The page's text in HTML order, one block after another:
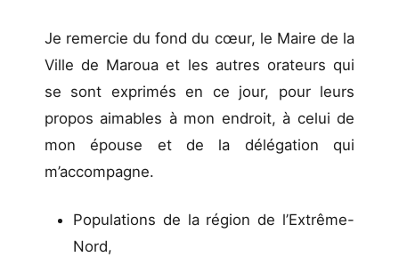
Je remercie du fond du cœur, le Maire de la
Ville de Maroua et les autres orateurs qui
se sont exprimés en ce jour, pour leurs
propos aimables à mon endroit, à celui de
mon épouse et de la délégation qui
m’accompagne.
Populations de la région de l’Extrême-
Nord,